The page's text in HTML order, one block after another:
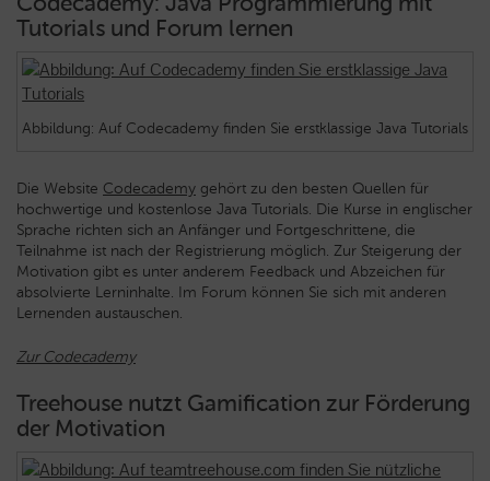
Tutorials und Forum lernen
Abbildung: Auf Codecademy finden Sie erstklassige Java Tutorials
Die Website Codecademy gehört zu den besten Quellen für
hochwertige und kostenlose Java Tutorials. Die Kurse in englischer
Sprache richten sich an Anfänger und Fortgeschrittene, die
Teilnahme ist nach der Registrierung möglich. Zur Steigerung der
Motivation gibt es unter anderem Feedback und Abzeichen für
absolvierte Lerninhalte. Im Forum können Sie sich mit anderen
Lernenden austauschen.
Zur Codecademy
Treehouse nutzt Gamification zur Förderung
der Motivation